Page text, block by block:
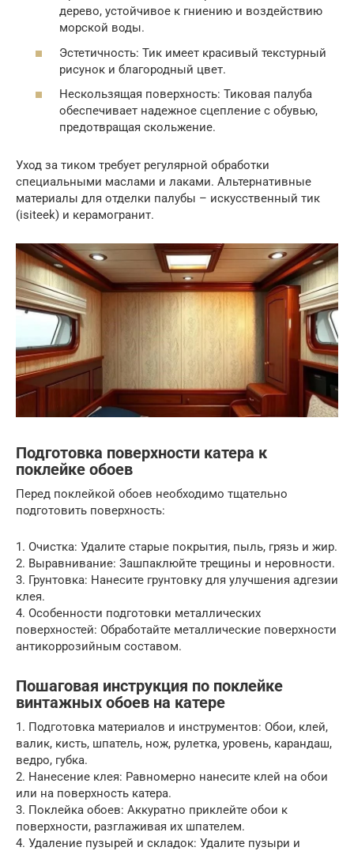
дерево, устойчивое к гниению и воздействию
морской воды.
Эстетичность: Тик имеет красивый текстурный
рисунок и благородный цвет.
Нескользящая поверхность: Тиковая палуба
обеспечивает надежное сцепление с обувью,
предотвращая скольжение.
Уход за тиком требует регулярной обработки
специальными маслами и лаками. Альтернативные
материалы для отделки палубы – искусственный тик
(isiteek) и керамогранит.
Подготовка поверхности катера к
поклейке обоев
Перед поклейкой обоев необходимо тщательно
подготовить поверхность:
1. Очистка: Удалите старые покрытия, пыль, грязь и жир.
2. Выравнивание: Зашпаклюйте трещины и неровности.
3. Грунтовка: Нанесите грунтовку для улучшения адгезии
клея.
4. Особенности подготовки металлических
поверхностей: Обработайте металлические поверхности
антикоррозийным составом.
Пошаговая инструкция по поклейке
винтажных обоев на катере
1. Подготовка материалов и инструментов: Обои, клей,
валик, кисть, шпатель, нож, рулетка, уровень, карандаш,
ведро, губка.
2. Нанесение клея: Равномерно нанесите клей на обои
или на поверхность катера.
3. Поклейка обоев: Аккуратно приклейте обои к
поверхности, разглаживая их шпателем.
4. Удаление пузырей и складок: Удалите пузыри и